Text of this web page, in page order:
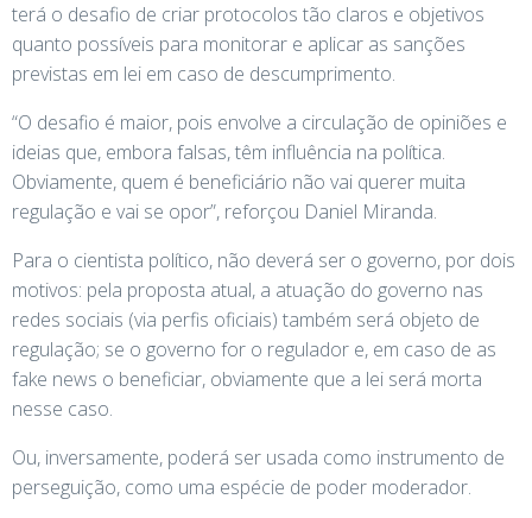
terá o desafio de criar protocolos tão claros e objetivos
quanto possíveis para monitorar e aplicar as sanções
previstas em lei em caso de descumprimento.
“O desafio é maior, pois envolve a circulação de opiniões e
ideias que, embora falsas, têm influência na política.
Obviamente, quem é beneficiário não vai querer muita
regulação e vai se opor”, reforçou Daniel Miranda.
Para o cientista político, não deverá ser o governo, por dois
motivos: pela proposta atual, a atuação do governo nas
redes sociais (via perfis oficiais) também será objeto de
regulação; se o governo for o regulador e, em caso de as
fake news o beneficiar, obviamente que a lei será morta
nesse caso.
Ou, inversamente, poderá ser usada como instrumento de
perseguição, como uma espécie de poder moderador.